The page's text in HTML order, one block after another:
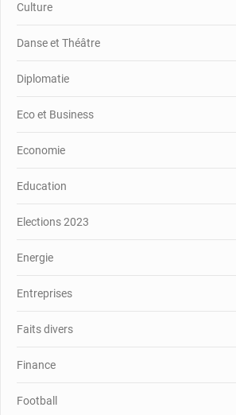
Culture
Danse et Théâtre
Diplomatie
Eco et Business
Economie
Education
Elections 2023
Energie
Entreprises
Faits divers
Finance
Football